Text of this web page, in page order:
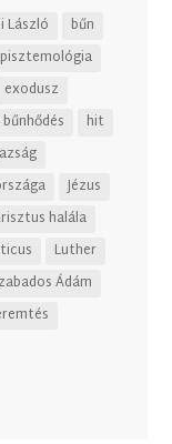
László
bűn
exodusz
hit
Jézus
halála
Luther
Ádám